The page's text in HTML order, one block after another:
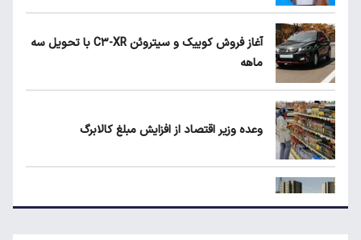
زمان واریز سود سهام عدالت مشخص شد
آغاز فروش کوییک و سیتروئن C۳-XR با تحویل سه
ماهه
وعده وزیر اقتصاد از افزایش مبلغ کالابرگ
اعطای زمین رایگان به خانوار دارای سه فرزند و بیشتر